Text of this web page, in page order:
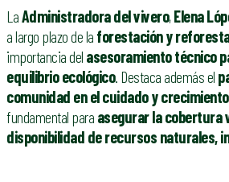
LaAdministradora del vivero,Elena
a largo plazo de la forestación y
importancia del asesoramiento técnico
equilibrio ecológico. Destaca además el
comunidad en el cuidado y
fundamental para asegurar la cobertura
disponibilidad de recursos naturales,